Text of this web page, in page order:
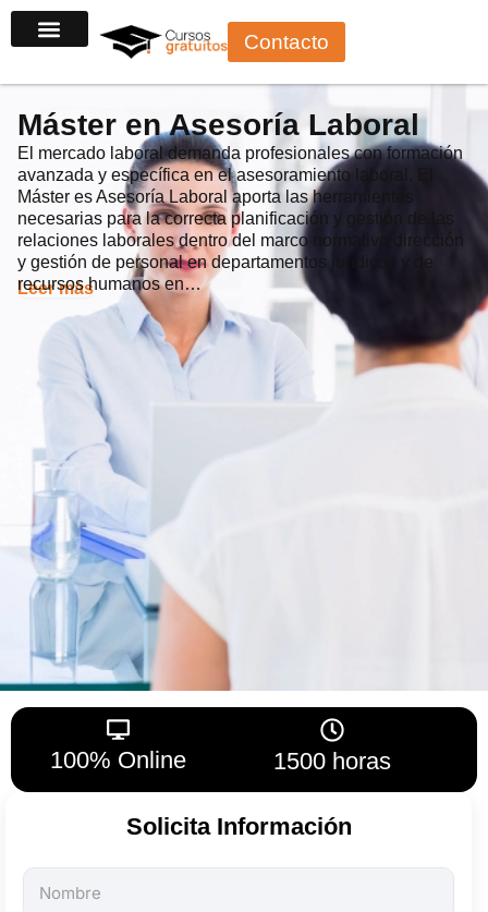
al
Contacto
Máster en Asesoría Laboral
El mercado laboral demanda profesionales con formación
avanzada y específica en el asesoramiento laboral. El
Máster es Asesoría Laboral aporta las herramientas
necesarias para la correcta planificación y gestión de las
relaciones laborales dentro del marco normativo dirección
y gestión de personal en departamentos jurídicos y de
recursos humanos en…
Leer más
100% Online 1500 horas
Solicita Información
Todos
los